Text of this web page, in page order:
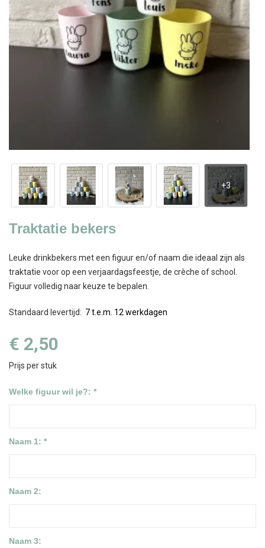
Traktatie bekers
Leuke drinkbekers met een figuur en/of naam die ideaal zijn als
traktatie voor op een verjaardagsfeestje, de crèche of school.
Figuur volledig naar keuze te bepalen.
Standaard levertijd: 7 t.e.m. 12 werkdagen
€ 2,50
Prijs per stuk
Welke figuur wil je?: *
Naam 1: *
Naam 2:
Naam 3: